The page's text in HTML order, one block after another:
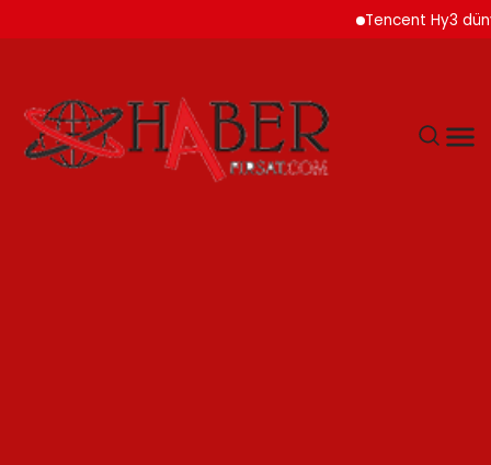
Tencent Hy3 dünya